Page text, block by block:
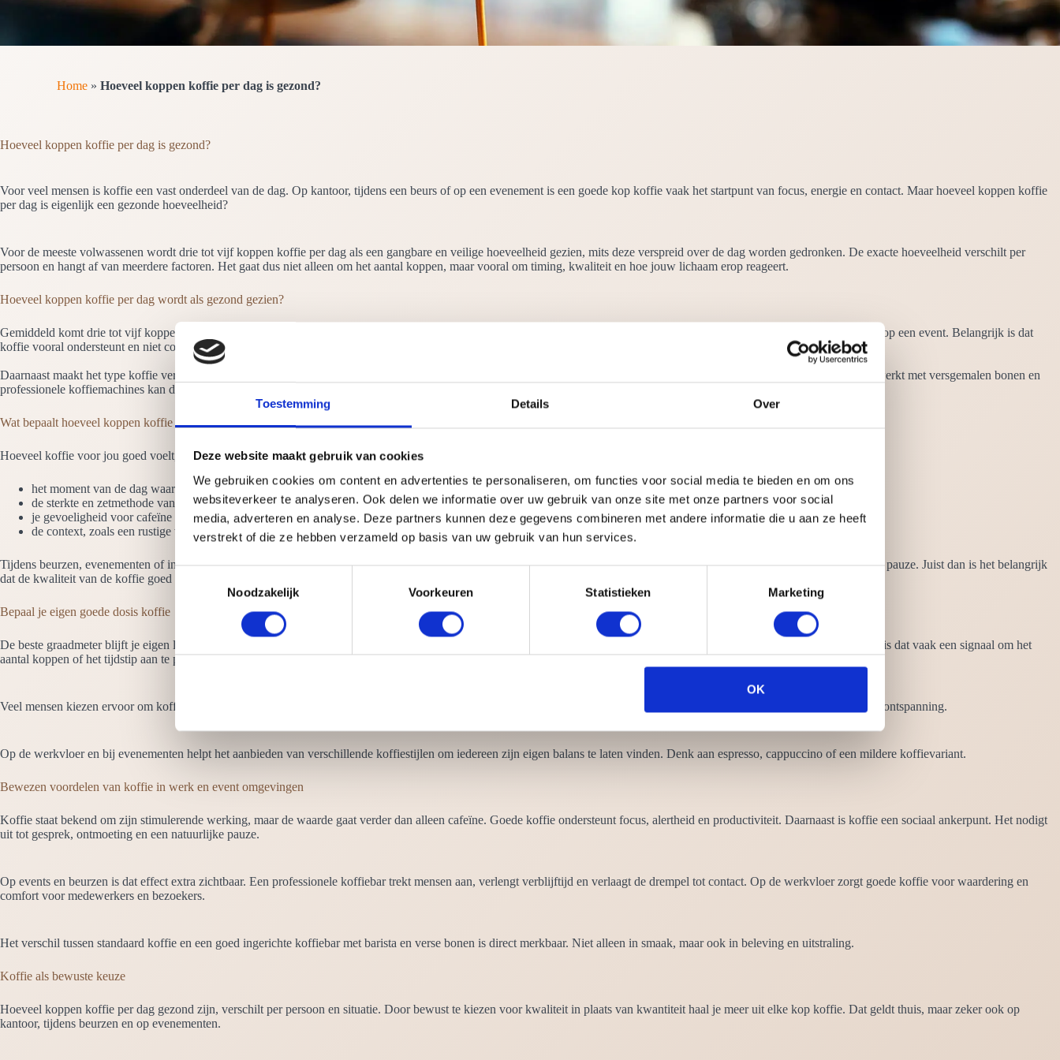
Toestemming Details Over
Deze website maakt gebruik van cookies
We gebruiken cookies om content en advertenties te personaliseren, om functies voor social media te bieden en om ons
websiteverkeer te analyseren. Ook delen we informatie over uw gebruik van onze site met onze partners voor social
media, adverteren en analyse. Deze partners kunnen deze gegevens combineren met andere informatie die u aan ze heeft
verstrekt of die ze hebben verzameld op basis van uw gebruik van hun services.
t
e
m
i
s
e
l
c
t
Noodzakelijk Voorkeuren Statistieken Marketing
OK
Home» Hoeveel koppen koffie per dag is gezond?
Hoeveel koppen koffie per dag is gezond?
Voor veel mensen is koffie een vast onderdeel van de dag. Op kantoor, tijdens een beurs of op een evenement is een goede kop koffie vaak het startpunt van focus, energie en contact. Maar hoeveel koppen koffie
per dag is eigenlijk een gezonde hoeveelheid?
Voor de meeste volwassenen wordt drie tot vijf koppen koffie per dag als een gangbare en veilige hoeveelheid gezien, mits deze verspreid over de dag worden gedronken. De exacte hoeveelheid verschilt per
persoon en hangt af van meerdere factoren. Het gaat dus niet alleen om het aantal koppen, maar vooral om timing, kwaliteit en hoe jouw lichaam erop reageert.
Hoeveel koppen koffie per dag wordt als gezond gezien?
Gemiddeld komt drie tot vijf koppen koffie per dag overeen met een matige cafeïne inname. Dit niveau past voor veel mensen goed binnen een actieve werkdag of een lange dag op een event. Belangrijk is dat
koffie vooral ondersteunt en niet compenseert voor vermoeidheid of gebrek aan rust.
Daarnaast maakt het type koffie verschil. Een espresso, lungo of filterkoffie bevat ieder een andere hoeveelheid cafeïne en wordt ook anders ervaren. Zeker wanneer er wordt gewerkt met versgemalen bonen en
professionele koffiemachines kan de intensiteit per kop variëren.
Wat bepaalt hoeveel koppen koffie voor jou passend zijn?
Hoeveel koffie voor jou goed voelt, wordt door meerdere factoren bepaald. De belangrijkste zijn:
het moment van de dag waarop je koffie drinkt
de sterkte en zetmethode van de koffie
je gevoeligheid voor cafeïne
de context, zoals een rustige werkdag of een druk event
Tijdens beurzen, evenementen of intensieve werkdagen wordt koffie vaak anders ingezet dan thuis. Het fungeert niet alleen als energiebron, maar ook als sociaal moment en korte pauze. Juist dan is het belangrijk
dat de kwaliteit van de koffie goed is, zodat één kop ook echt voldoening geeft.
Bepaal je eigen goede dosis koffie
De beste graadmeter blijft je eigen lichaam. Geeft koffie je focus en energie zonder onrust, dan zit je meestal goed. Merk je dat je opgejaagd raakt of dat je slaap eronder lijdt, dan is dat vaak een signaal om het
aantal koppen of het tijdstip aan te passen.
Veel mensen kiezen ervoor om koffie vooral in de ochtend en vroege middag te drinken. Zo profiteer je van de concentratie en alertheid, terwijl je later op de dag ruimte laat voor ontspanning.
Op de werkvloer en bij evenementen helpt het aanbieden van verschillende koffiestijlen om iedereen zijn eigen balans te laten vinden. Denk aan espresso, cappuccino of een mildere koffievariant.
Bewezen voordelen van koffie in werk en event omgevingen
Koffie staat bekend om zijn stimulerende werking, maar de waarde gaat verder dan alleen cafeïne. Goede koffie ondersteunt focus, alertheid en productiviteit. Daarnaast is koffie een sociaal ankerpunt. Het nodigt
uit tot gesprek, ontmoeting en een natuurlijke pauze.
Op events en beurzen is dat effect extra zichtbaar. Een professionele koffiebar trekt mensen aan, verlengt verblijftijd en verlaagt de drempel tot contact. Op de werkvloer zorgt goede koffie voor waardering en
comfort voor medewerkers en bezoekers.
Het verschil tussen standaard koffie en een goed ingerichte koffiebar met barista en verse bonen is direct merkbaar. Niet alleen in smaak, maar ook in beleving en uitstraling.
Koffie als bewuste keuze
Hoeveel koppen koffie per dag gezond zijn, verschilt per persoon en situatie. Door bewust te kiezen voor kwaliteit in plaats van kwantiteit haal je meer uit elke kop koffie. Dat geldt thuis, maar zeker ook op
kantoor, tijdens beurzen en op evenementen.